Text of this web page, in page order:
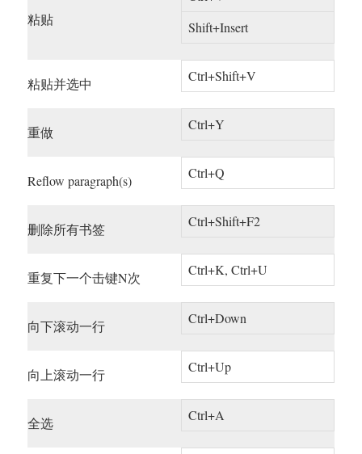
粘贴
Shift+Insert
粘贴并选中 Ctrl+Shift+V
重做 Ctrl+Y
Reflow paragraph(s) Ctrl+Q
删除所有书签 Ctrl+Shift+F2
重复下一个击键N次 Ctrl+K, Ctrl+U
向下滚动一行 Ctrl+Down
向上滚动一行 Ctrl+Up
全选 Ctrl+A